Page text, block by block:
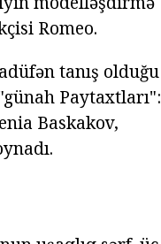
Romeo.
tanış olduğu
Paytaxtları":
Baskakov,